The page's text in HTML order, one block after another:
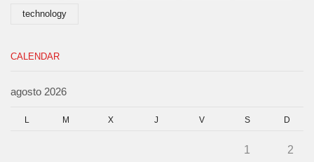
technology
CALENDAR
agosto 2026
L M X J V S D
1 2